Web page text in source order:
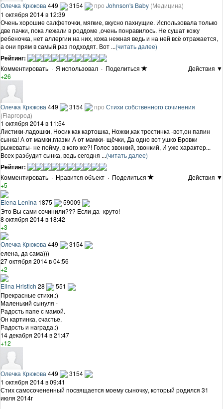
Олечка Крюкова 449 3154 про Johnson's Baby (Медицина)
1 октября 2014 в 12:39
Очень хорошие салфеточки, мягкие, вкусно пахнущие. Использовала только
две пачки, пока лежали в роддоме ,очень понравилось. Не сушат кожу
ребеночка, нет аллергии на них, кожа нежная ведь и на ней всё отражается,
а они прям в самый раз подходят. Вот ...(читать далее)
Рейтинг:
Комментировать · Я использовал · Поделиться
Действия ▼
+26
Олечка Крюкова 449 3154 про Стихи собственного сочинения
(Flapгород)
1 октября 2014 в 11:54
Листики-ладошки, Носик как картошка, Ножки,как тростинка -вот,он папин
сынка! А от мамки,глазки А от мамки- щёчки, Да одно вот ушко Бровки
рыжеваты- не пойму, в кого же?! Голос звонкий, звонкий, И уже характер...
Всех разбудит сынка, ведь сегодня ...(читать далее)
Рейтинг:
Комментировать · Нравится объект · Поделиться
Действия ▼
+5
Elena Lenina 1875
59009
Это Вы сами сочинили??? Если да- круто!
8 октября 2014 в 18:42
+3
Олечка Крюкова 449
3154
елена, да сама)))
27 октября 2014 в 04:56
+2
Elina Hristich 28
551
Прекрасные стихи.:)
Маленький сынуля -
Радость папе с мамой.
Он картинка, счастье,
Радость и награда.:)
14 декабря 2014 в 21:47
+12
Олечка Крюкова 449
3154
1 октября 2014 в 09:41
Стих самосочененный посвящается моему сыночку, который родился 31
июля 2014г